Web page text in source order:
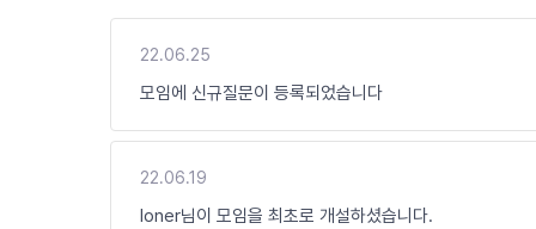
22.06.25
모임에 신규질문이 등록되었습니다
22.06.19
loner님이 모임을 최초로 개설하셨습니다.